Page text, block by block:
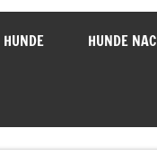
HUNDE HUNDE